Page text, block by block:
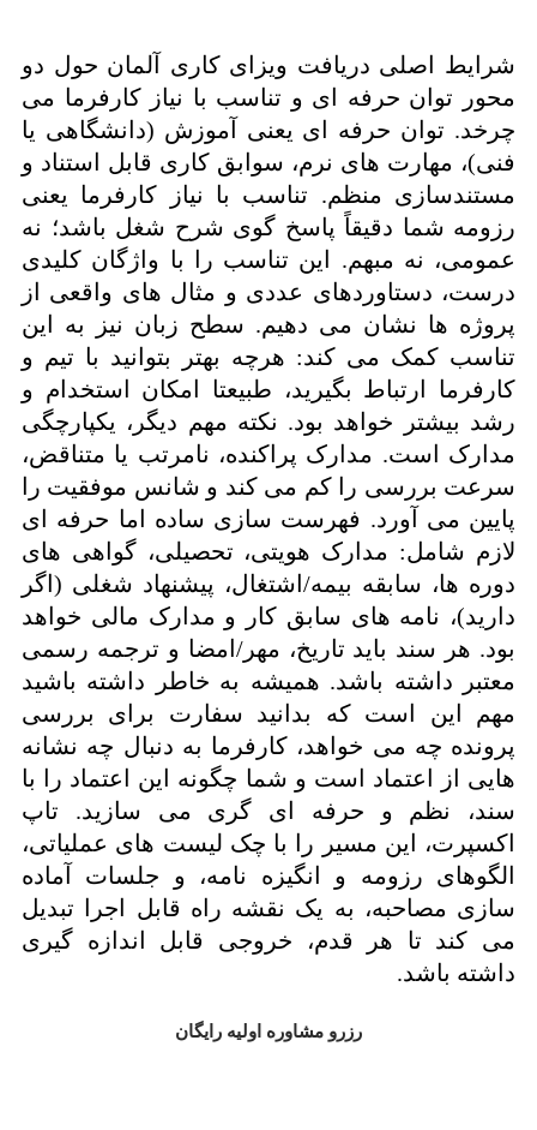
شرایط اصلی دریافت ویزای کاری آلمان حول دو
محور توان حرفه ای و تناسب با نیاز کارفرما می
چرخد. توان حرفه ای یعنی آموزش (دانشگاهی یا
فنی)، مهارت های نرم، سوابق کاری قابل استناد و
مستندسازی منظم. تناسب با نیاز کارفرما یعنی
رزومه شما دقیقاً پاسخ گوی شرح شغل باشد؛ نه
عمومی، نه مبهم. این تناسب را با واژگان کلیدی
درست، دستاوردهای عددی و مثال های واقعی از
پروژه ها نشان می دهیم. سطح زبان نیز به این
تناسب کمک می کند: هرچه بهتر بتوانید با تیم و
کارفرما ارتباط بگیرید، طبیعتا امکان استخدام و
رشد بیشتر خواهد بود. نکته مهم دیگر، یکپارچگی
مدارک است. مدارک پراکنده، نامرتب یا متناقض،
سرعت بررسی را کم می کند و شانس موفقیت را
پایین می آورد. فهرست سازی ساده اما حرفه ای
لازم شامل: مدارک هویتی، تحصیلی، گواهی های
دوره ها، سابقه بیمه/اشتغال، پیشنهاد شغلی (اگر
دارید)، نامه های سابق کار و مدارک مالی خواهد
بود. هر سند باید تاریخ، مهر/امضا و ترجمه رسمی
معتبر داشته باشد. همیشه به خاطر داشته باشید
مهم این است که بدانید سفارت برای بررسی
پرونده چه می خواهد، کارفرما به دنبال چه نشانه
هایی از اعتماد است و شما چگونه این اعتماد را با
سند، نظم و حرفه ای گری می سازید. تاپ
اکسپرت، این مسیر را با چک لیست های عملیاتی،
الگوهای رزومه و انگیزه نامه، و جلسات آماده
سازی مصاحبه، به یک نقشه راه قابل اجرا تبدیل
می کند تا هر قدم، خروجی قابل اندازه گیری
داشته باشد.
رزرو مشاوره اولیه رایگان